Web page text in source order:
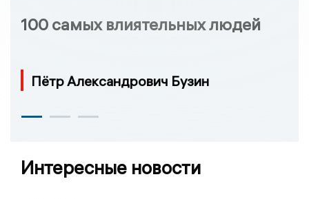
100 самых влиятельных людей
Пётр Александрович Бузин
Интересные новости